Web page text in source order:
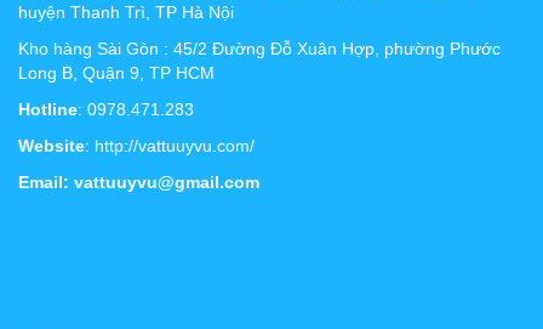
huyện Thanh Trì, TP Hà Nội
Kho hàng Sài Gòn : 45/2 Đường Đỗ Xuân Hợp, phường Phước
Long B, Quận 9, TP HCM
Hotline: 0978.471.283
Website: http://vattuuyvu.com/
Email: vattuuyvu@gmail.com